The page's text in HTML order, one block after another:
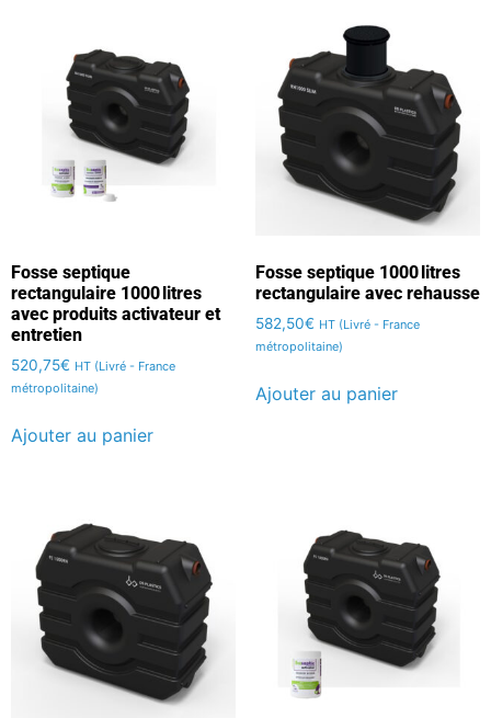
Fosse septique
rectangulaire 1000 litres
avec produits activateur et
entretien
520,75€ HT (Livré - France
métropolitaine)
Ajouter au panier
Fosse septique 1000 litres
rectangulaire avec rehausse
582,50€ HT (Livré - France
métropolitaine)
Ajouter au panier